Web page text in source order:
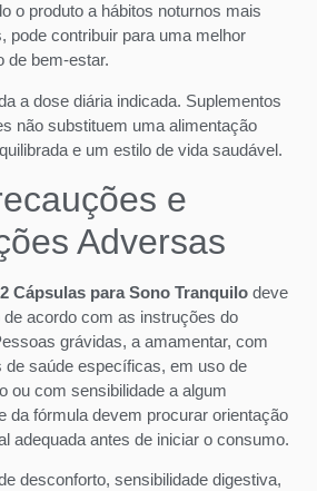
o produto a hábitos noturnos mais
pode contribuir para uma melhor
de bem-estar.
a dose diária indicada. Suplementos
não substituem uma alimentação
e um estilo de vida saudável.
e
Adversas
Cápsulas para Sono Tranquilo deve
de acordo com as instruções do
grávidas, a amamentar, com
de saúde específicas, em uso de
ou com sensibilidade a algum
da fórmula devem procurar orientação
adequada antes de iniciar o consumo.
desconforto, sensibilidade digestiva,